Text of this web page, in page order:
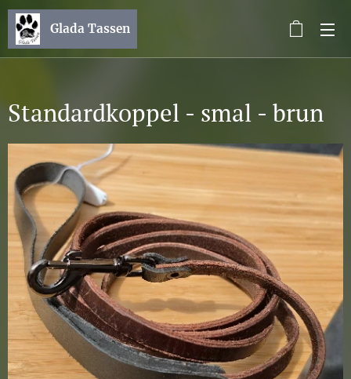
Glada Tassen
Standardkoppel - smal - brun